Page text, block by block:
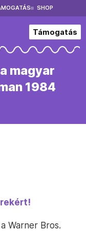
SHOP
Támogatás
magyar
1984
Warner Bros.